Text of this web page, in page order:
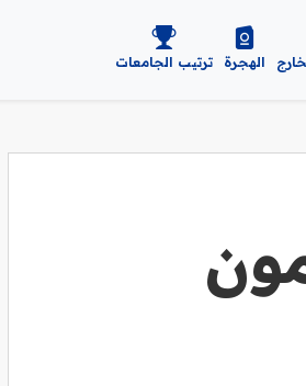
الهجرة ترتيب الجامعات